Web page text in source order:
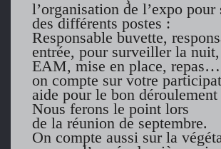
l’organisation de l’expo pour
des différents postes :
Responsable buvette,
entrée, pour surveiller la
EAM, mise en place, repas…
on compte sur votre
aide pour le bon déroulement
Nous ferons le point lors
de la réunion de septembre.
On compte aussi sur la